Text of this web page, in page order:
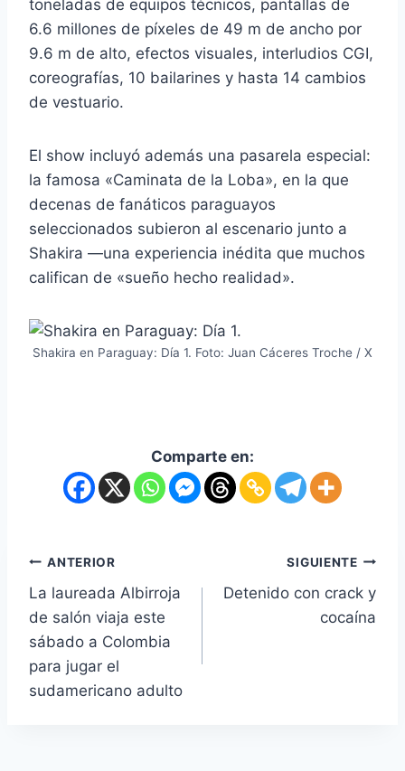
toneladas de equipos técnicos, pantallas de
6.6 millones de píxeles de 49 m de ancho por
9.6 m de alto, efectos visuales, interludios CGI,
coreografías, 10 bailarines y hasta 14 cambios
de vestuario.
El show incluyó además una pasarela especial:
la famosa «Caminata de la Loba», en la que
decenas de fanáticos paraguayos
seleccionados subieron al escenario junto a
Shakira —una experiencia inédita que muchos
califican de «sueño hecho realidad».
Shakira en Paraguay: Día 1. Foto: Juan Cáceres Troche / X
Comparte en:
ANTERIOR
La laureada Albirroja
de salón viaja este
sábado a Colombia
para jugar el
sudamericano adulto
SIGUIENTE
Detenido con crack y
cocaína